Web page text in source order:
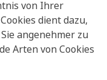
von Ihrer
dient dazu,
angenehmer zu
Arten von Cookies